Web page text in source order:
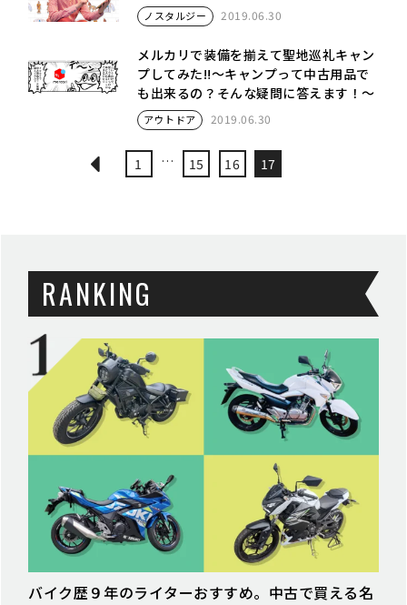
ノスタルジー 2019.06.30
メルカリで装備を揃えて聖地巡礼キャン
プしてみた‼︎〜キャンプって中古用品で
も出来るの？そんな疑問に答えます！〜
アウトドア 2019.06.30
1 … 15 16 17
RANKING
バイク歴９年のライターおすすめ。中古で買える名